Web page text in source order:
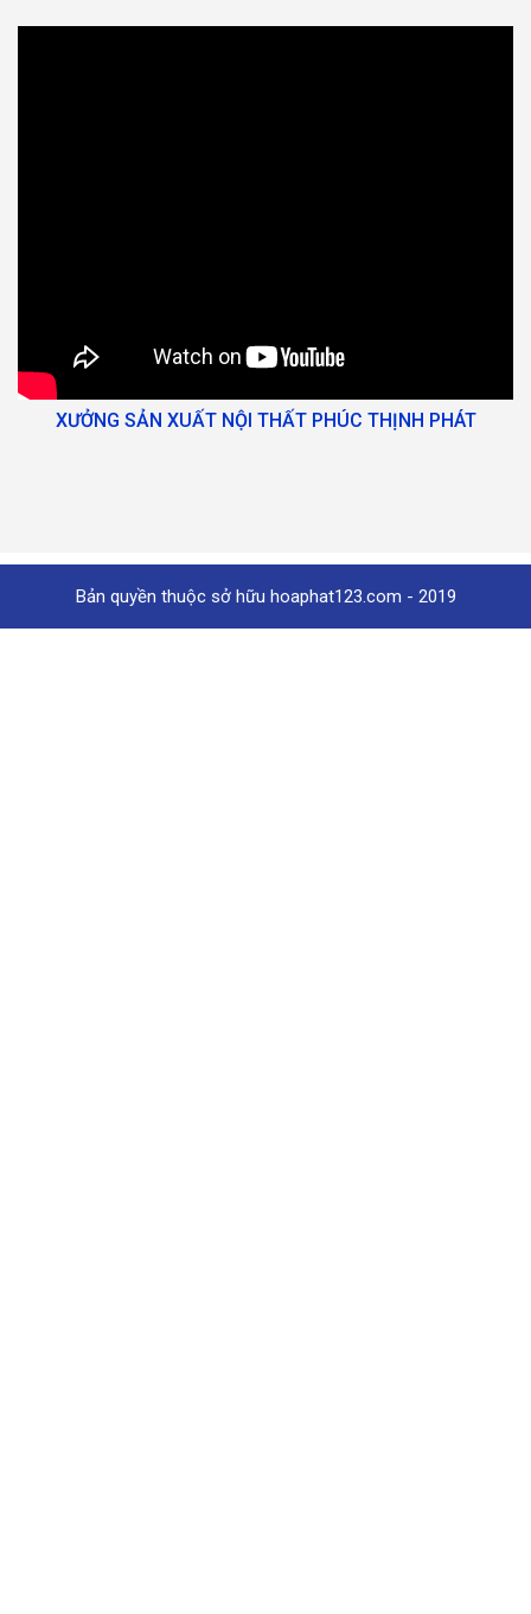
XƯỞNG SẢN XUẤT NỘI THẤT PHÚC THỊNH PHÁT
Bản quyền thuộc sở hữu hoaphat123.com - 2019